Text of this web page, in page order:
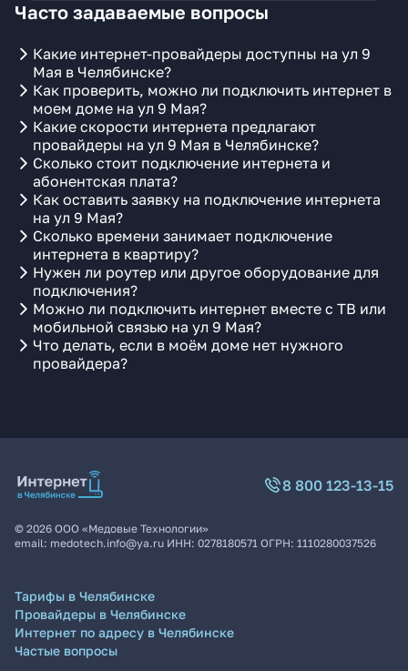
Часто задаваемые вопросы
Какие интернет-провайдеры доступны на ул 9
Мая в Челябинске?
Как проверить, можно ли подключить интернет в
моем доме на ул 9 Мая?
Какие скорости интернета предлагают
провайдеры на ул 9 Мая в Челябинске?
Сколько стоит подключение интернета и
абонентская плата?
Как оставить заявку на подключение интернета
на ул 9 Мая?
Сколько времени занимает подключение
интернета в квартиру?
Нужен ли роутер или другое оборудование для
подключения?
Можно ли подключить интернет вместе с ТВ или
мобильной связью на ул 9 Мая?
Что делать, если в моём доме нет нужного
провайдера?
8 800 123-13-15
© 2026 ООО «Медовые Технологии»
email: medotech.info@ya.ru ИНН: 0278180571 ОГРН: 1110280037526
Тарифы в Челябинске
Провайдеры в Челябинске
Интернет по адресу в Челябинске
Частые вопросы